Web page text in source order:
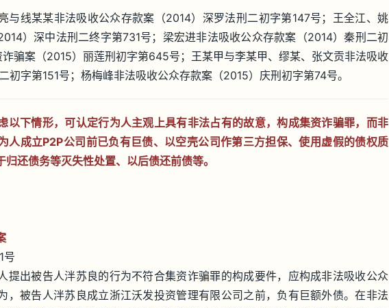
与线某某非法吸收公众存款案（2014）深罗法刑二初字第147号；王全江、姚
）深中法刑二终字第731号；梁宏进非法吸收公众存款案（2014）秦刑二初
骗案（2015）丽莲刑初字第645号；王某甲与李某甲、缪某、张文贡非法吸收
初字第151号；杨梅峰非法吸收公众存款案（2015）庆刑初字第74号。
以下情形，可认定行为人主观上具有非法占有的故意，构成集资诈骗罪，而非
人成立P2P公司前已负有巨债、以空壳公司作第三方担保、使用虚假的债权质
还债务等灭失性处置、以后债还前债等。
号
提出被告人泮苏良的行为不符合集资诈骗罪的构成要件，应构成非法吸收公众
，被告人泮苏良成立浙江沃发投资管理有限公司之前，负有巨额外债。在非法